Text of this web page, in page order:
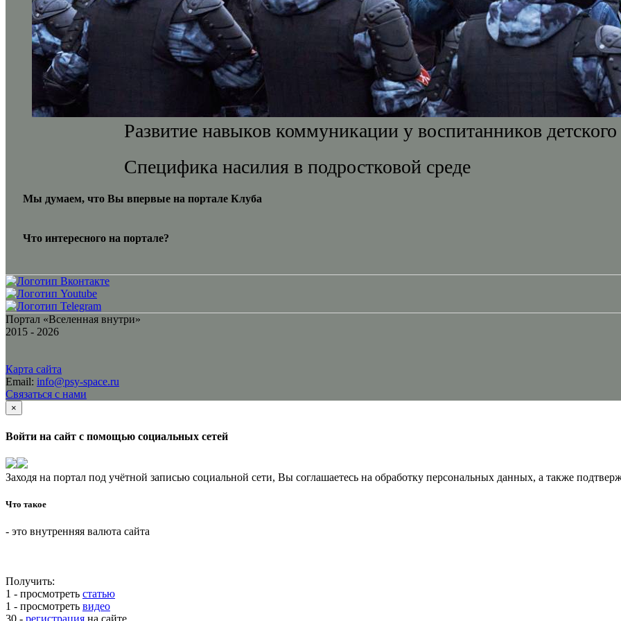
Развитие навыков коммуникации у воспитанников
Специфика насилия в подростковой среде
Мы думаем, что Вы впервые на портале Клуба
Что интересного на портале?
Портал «Вселенная внутри»
2015 - 2026
Карта сайта
Email: info@psy-space.ru
Связаться с нами
×
Войти на сайт с помощью социальных сетей
Заходя на портал под учётной записью социальной сети, Вы соглашаетесь на обработку персональных данных, а также
Что такое
- это внутренняя валюта сайта
Получить:
1 - просмотреть статью
1 - просмотреть видео